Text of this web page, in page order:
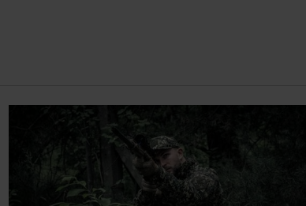
Kamuflaż A-TACS jest bardzo popularnym
akcesoriów w kamuflażu A-Tacs FG, w tym: spodnie
właściwemu zabezpieczeniu impregnatem odzież
producentów, takich jak: Texar, Haasta, MFH